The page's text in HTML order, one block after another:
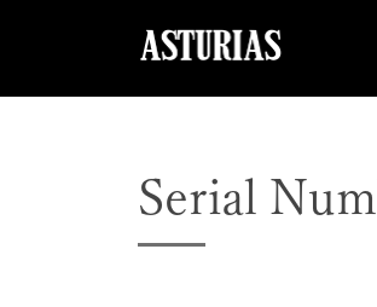
Serial